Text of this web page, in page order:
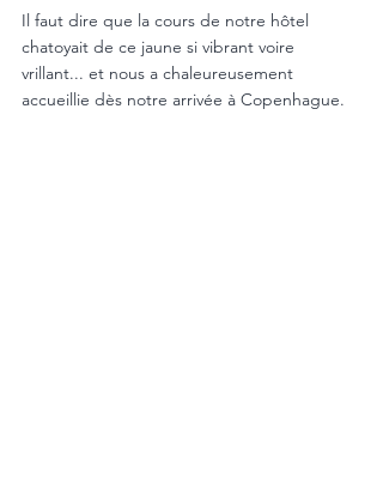
Il faut dire que la cours de notre hôtel
chatoyait de ce jaune si vibrant voire
vrillant... et nous a chaleureusement
accueillie dès notre arrivée à Copenhague.